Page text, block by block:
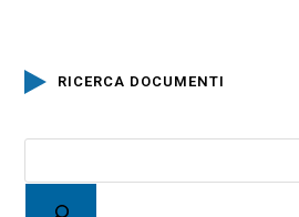
RICERCA DOCUMENTI